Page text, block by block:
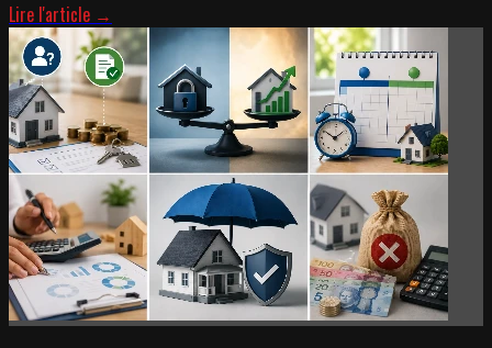
Lire l'article →